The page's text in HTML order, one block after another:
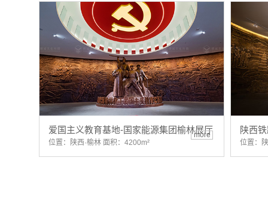
爱国主义教育基地-国家能源集团榆林展厅
位置：陕西·榆林 面积：4200m²
more 陕西
位置：